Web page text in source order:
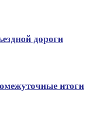
дороги
итоги